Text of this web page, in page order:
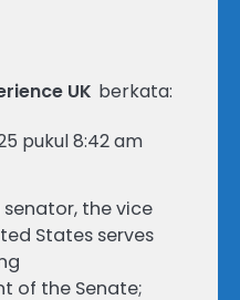
UK berkata:
pukul 8:42 am
the vice
States serves
of the Senate;